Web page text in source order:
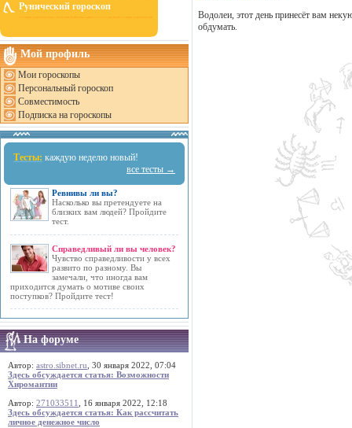
Рунический гороскоп
Мой профиль
Мои гороскопы
Персональный гороскоп
Совместимость
Подписка на гороскопы
Тесты: каждую неделю новый!
все тесты →
Ревнивы ли вы?
Насколько вы претендуете на
близких вам людей? Пройдите
тест.
Справедливый ли вы человек?
Чувство справедливости у всех
развито по разному. Вы
замечали, что иногда вам
приходится думать о мотиве своих
поступков? Пройдите тест!
На форуме
Автор: astro.sibnet.ru , 30 января 2022, 07:04
Здесь обсуждается статья: Возможности
Хиромантии
Автор: 271033511
, 16 января 2022, 12:18
Здесь обсуждается статья: Как рассчитать
личное денежное число
Водолеи, этот день принесёт вам
обдумать.